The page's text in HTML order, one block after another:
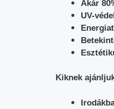
Akár
UV-
Kiknek